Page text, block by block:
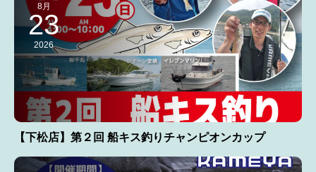
8月
23
2026
【下松店】第２回 船キス釣りチャンピオンカップ